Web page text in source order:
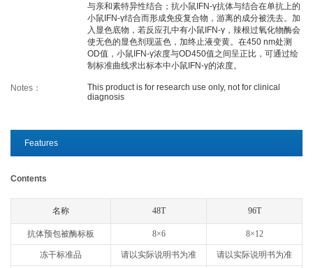
RESOURCES
Sample Preparation Experimental Procedure
FAQ Notes
Top Papers
ABOUT US
About NeoBioscience Honor
Contact Us News
与亲和素特异性结合；抗小鼠IFN-γ抗体与结合在单抗上的
小鼠IFN-γ结合而形成免疫复合物，游离的成分被洗去。加
入显色底物，若反应孔中有小鼠IFN-γ，辣根过氧化物酶会
使无色的显色剂现蓝色，加终止液变黄。在450 nm处测
OD值，小鼠IFN-γ浓度与OD450值之间呈正比，可通过绘
制标准曲线求出标本中小鼠IFN-γ的浓度。
Notes：
This product is for research use only, not for clinical
diagnosis
Features
Contents
名称 48T 96T
抗体预包被酶标板 8×6 8×12
冻干标准品 请以实际说明书为准 请以实际说明书为准